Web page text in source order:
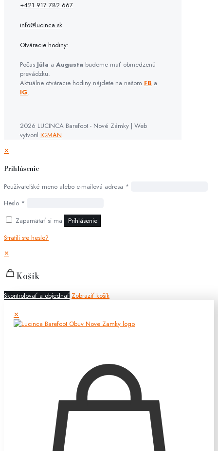
+421 917 782 667
info@lucinca.sk
Otváracie hodiny:
Počas Júla a Augusta budeme mať obmedzenú
prevádzku.
Aktuálne otváracie hodiny nájdete na našom FB a
IG.
2026 LUCINCA Barefoot - Nové Zámky | Web
vytvoril IGMAN.
✕
Prihlásenie
Používateľské meno alebo e-mailová adresa *
Heslo *
Zapamätať si ma
Prihlásenie
Stratili ste heslo?
✕
Košík
Skontrolovať a objednať Zobraziť košík
✕